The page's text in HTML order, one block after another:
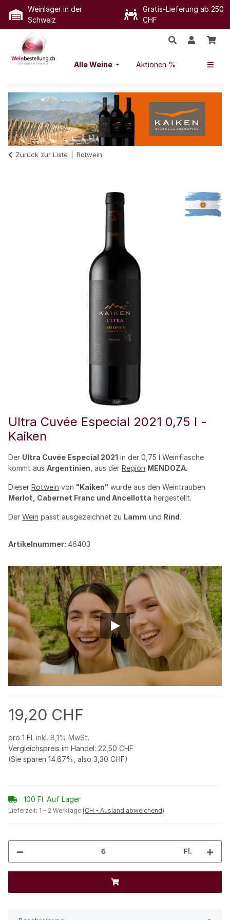
Weinlager in der
Schweiz
Gratis-Lieferung ab 250
CHF
Alle Weine Aktionen %
Zurück zur Liste Rotwein
Ultra Cuvée Especial 2021 0,75 l -
Kaiken
Der Ultra Cuvée Especial 2021 in der 0,75 l Weinflasche
kommt aus Argentinien , aus der Region MENDOZA.
Dieser Rotwein von "Kaiken" wurde aus den Weintrauben
Merlot, Cabernet Franc und Ancellotta hergestellt.
Der Wein passt ausgezeichnet zu Lamm und Rind.
Artikelnummer: 46403
19,20 CHF
pro 1 Fl. inkl. 8,1% MwSt.
Vergleichspreis im Handel: 22,50 CHF
(Sie sparen 14.67% , also 3,30 CHF)
100 Fl. Auf Lager
Lieferzeit: 1 - 2 Werktage (CH - Ausland abweichend)
Fl.